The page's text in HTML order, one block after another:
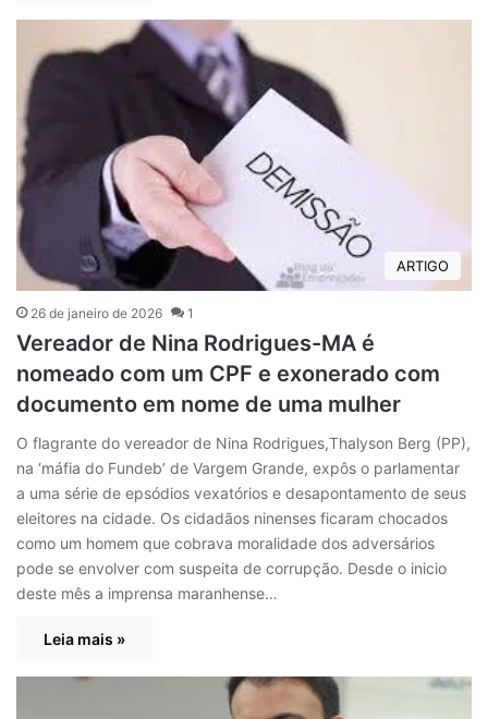
ARTIGO
26 de janeiro de 2026 1
Vereador de Nina Rodrigues-MA é
nomeado com um CPF e exonerado com
documento em nome de uma mulher
O flagrante do vereador de Nina Rodrigues,Thalyson Berg (PP),
na ‘máfia do Fundeb’ de Vargem Grande, expôs o parlamentar
a uma série de epsódios vexatórios e desapontamento de seus
eleitores na cidade. Os cidadãos ninenses ficaram chocados
como um homem que cobrava moralidade dos adversários
pode se envolver com suspeita de corrupção. Desde o inicio
deste mês a imprensa maranhense…
Leia mais »